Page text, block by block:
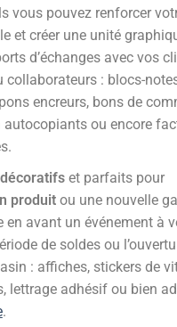
vous pouvez renforcer
et créer une unité
d’échanges avec vos
collaborateurs : blocs-
encreurs, bons de
autocopiants ou encore
décoratifset parfaits pour
produit ou une nouvelle
en avant un événement à
de soldes ou
: affiches, stickers de
lettrage adhésif ou bien
.